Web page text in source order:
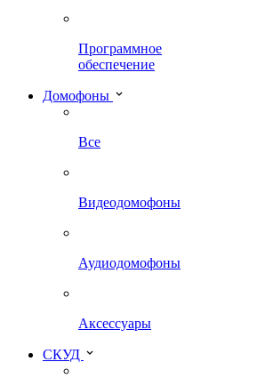
Программное
обеспечение
Домофоны
Все
Видеодомофоны
Аудиодомофоны
Аксессуары
СКУД